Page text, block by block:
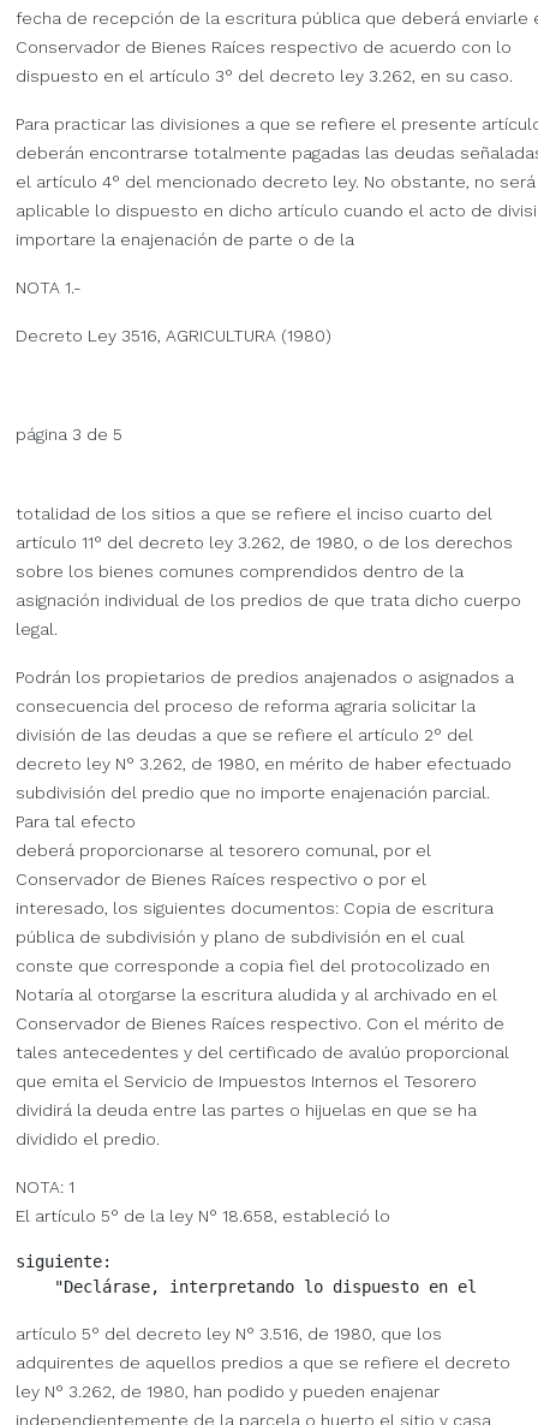
fecha de recepción de la escritura pública que deberá enviarle
Conservador de Bienes Raíces respectivo de acuerdo con lo
dispuesto en el artículo 3° del decreto ley 3.262, en su caso.
Para practicar las divisiones a que se refiere el presente
deberán encontrarse totalmente pagadas las deudas
el artículo 4° del mencionado decreto ley. No obstante, no será
aplicable lo dispuesto en dicho artículo cuando el acto de
importare la enajenación de parte o de la
NOTA 1.-
Decreto Ley 3516, AGRICULTURA (1980)
página 3 de 5
totalidad de los sitios a que se refiere el inciso cuarto del
artículo 11° del decreto ley 3.262, de 1980, o de los derechos
sobre los bienes comunes comprendidos dentro de la
asignación individual de los predios de que trata dicho cuerpo
legal.
Podrán los propietarios de predios anajenados o asignados a
consecuencia del proceso de reforma agraria solicitar la
división de las deudas a que se refiere el artículo 2° del
decreto ley N° 3.262, de 1980, en mérito de haber efectuado
subdivisión del predio que no importe enajenación parcial.
Para tal efecto
deberá proporcionarse al tesorero comunal, por el
Conservador de Bienes Raíces respectivo o por el
interesado, los siguientes documentos: Copia de escritura
pública de subdivisión y plano de subdivisión en el cual
conste que corresponde a copia fiel del protocolizado en
Notaría al otorgarse la escritura aludida y al archivado en el
Conservador de Bienes Raíces respectivo. Con el mérito de
tales antecedentes y del certificado de avalúo proporcional
que emita el Servicio de Impuestos Internos el Tesorero
dividirá la deuda entre las partes o hijuelas en que se ha
dividido el predio.
NOTA: 1
El artículo 5° de la ley N° 18.658, estableció lo
siguiente:
artículo 5° del decreto ley N° 3.516, de 1980, que los
adquirentes de aquellos predios a que se refiere el decreto
ley N° 3.262, de 1980, han podido y pueden enajenar
independientemente de la parcela o huerto el sitio y casa